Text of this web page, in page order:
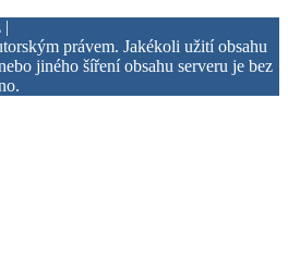
|
právem. Jakékoli užití obsahu
jiného šíření obsahu serveru je bez